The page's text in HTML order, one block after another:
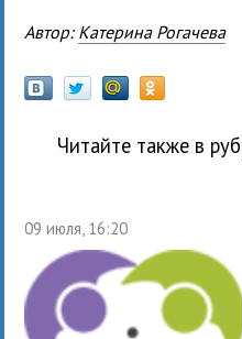
Автор: Катерина Рогачева
Читайте также в
09 июля, 16:20